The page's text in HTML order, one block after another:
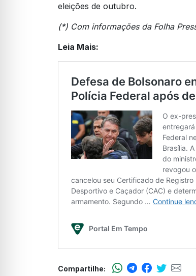
eleições de outubro.
(*) Com informações da Folha
Leia Mais:
Compartilhe: